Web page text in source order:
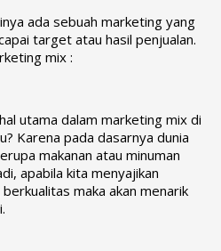
ada sebuah marketing yang
target atau hasil penjualan.
mix :
utama dalam marketing mix di
Karena pada dasarnya dunia
makanan atau minuman
apabila kita menyajikan
maka akan menarik